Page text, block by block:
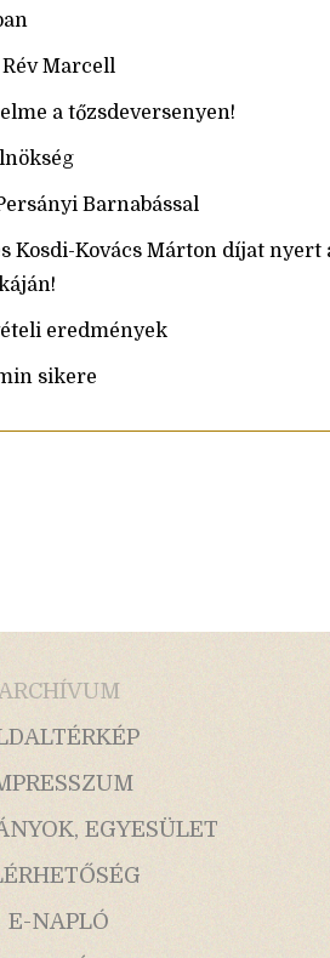
Marcell
a tőzsdeversenyen!
Barnabással
Kosdi-Kovács Márton díjat nyert
eredmények
sikere
EGYESÜLET
E-NAPLÓ